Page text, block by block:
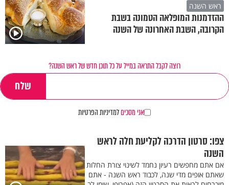
ראש השנה
ההזדמנות המופלאה הטמונה בשבת
הקרובה, השבת האחרונה של השנה
רוצה לקבל התראה במייל על כל תוכן חדש של ראש השנה?
אני מסכיםלמדיניות הפרטיות
צפו: סרטון הדרכה לקליעת חלה לראש
השנה
אם אתם מחפשים רעיון נחמד לשינוי צורת החלות
שאתם אופים מדי שנה, לכבוד ראש השנה - אתם